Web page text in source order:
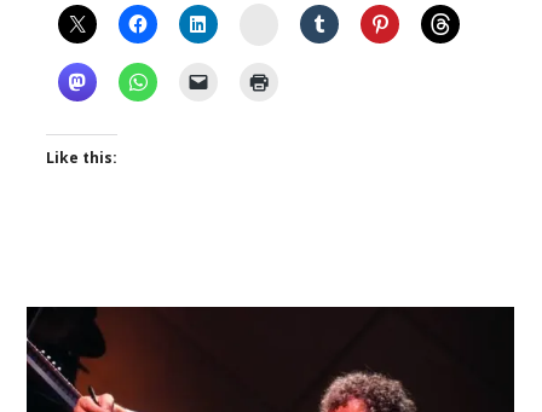
Instagram
Like this: